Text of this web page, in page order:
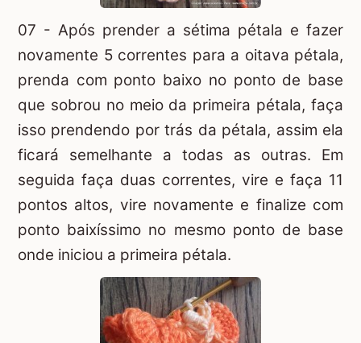
07 - Após prender a sétima pétala e fazer
novamente 5 correntes para a oitava pétala,
prenda com ponto baixo no ponto de base
que sobrou no meio da primeira pétala, faça
isso prendendo por trás da pétala, assim ela
ficará semelhante a todas as outras. Em
seguida faça duas correntes, vire e faça 11
pontos altos, vire novamente e finalize com
ponto baixíssimo no mesmo ponto de base
onde iniciou a primeira pétala.